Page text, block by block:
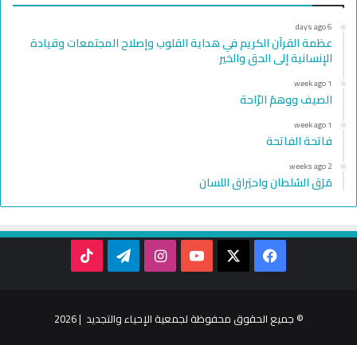
6 days ago
عظمة القرآن الكريم في هداية القلوب وإصلاح المجتمعات وقيادة
الإنسانية إلى الحق والخير
1 week ago
الصيف ووهمُ الرّاحة
1 week ago
فاتحة الفاتحة
2 weeks ago
مَرَق السُلطان واحتِراق اللسان
Facebook
YouTube
Instagram
Telegram
© جميع الحقوق محفوظة لجمعية الإحياء والتجديد | 2026